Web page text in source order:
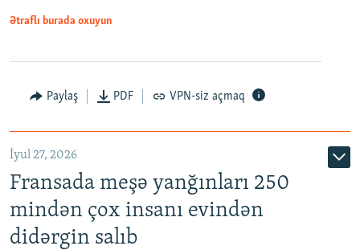
Ətraflı burada oxuyun
Paylaş PDF VPN-siz açmaq
İyul 27, 2026
Fransada meşə yanğınları 250
mindən çox insanı evindən
didərgin salıb